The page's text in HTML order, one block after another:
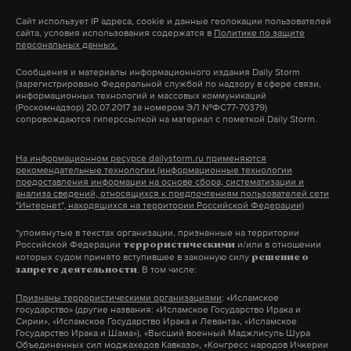
аварии для безопасного спасения людей. Авторы
инициативы объяснили, что на дорогах
нестандартными конструкциями, поэтому
спасателям необходимо знать, как с ними
работать.
Водитель насмерть задавил
младенца на пляже в
Воронеже
10-месячный ребенок скончался на месте
9 августа 2021
правового государства, исключить любую
возможность узурпации власти,
авантюристических действий — это всегда
должно быть заботой обществ и
государства. Я верю, что демократический
правильный, что только на этом пути наша
страна может развиваться и решать любые
проблемы», — написал политик.
Подпишитесь на Daily Storm вMAX. Он
работает там, где тормозит интернет.
А еще мы есть вTelegram, ДзениVK
Макс Telegram
месяцев с даты получения уведомления указать
номер своей банковской карты в личном кабинете
будут в течение полугода.
В правительстве уточнили, что в лотерее смогут
проведения акции победители будут
определяться дважды с помощью технологии
алгоритма случайной выборки среди всех, кто
вакцинировался до момента проведения
розыгрыша. Оператором лотереи выступит
акционерное общество «Гознак».
Подпишитесь на Daily Storm вMAX. Он
Сайт использует IP адреса, cookie и данные геолокации пользователей
сайта, условия использования содержатся в Политике по защите
персональных данных.
Сообщения и материалы информационного издания Daily Storm
(зарегистрировано Федеральной службой по надзору в сфере связи,
информационных технологий и массовых коммуникаций
(Роскомнадзор) 20.07.2017 за номером ЭЛ №ФС77-70379)
сопровождаются гиперссылкой на материал с пометкой Daily Storm.
На информационном ресурсе dailystorm.ru применяются
рекомендательные технологии (информационные технологии
предоставления информации на основе сбора, систематизации и
анализа сведений, относящихся к предпочтениям пользователей сети
"Интернет", находящихся на территории Российской Федерации)
*упомянутые в текстах организации, признанные на территории
Российской Федерации террористическими и/или в отношении
которых судом принято вступившее в законную силу решение о
запрете деятельности. В том числе:
Признаны террористическими организациями: «Исламское
государство» (другие названия: «Исламское Государство Ирака и
Сирии», «Исламское Государство Ирака и Леванта», «Исламское
Государство Ирака и Шама»), «Высший военный Маджлисуль Шура
Объединенных сил моджахедов Кавказа», «Конгресс народов Ичкерии